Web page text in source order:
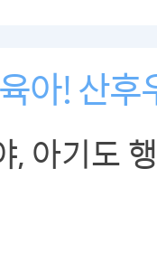
아! 산
, 아기도